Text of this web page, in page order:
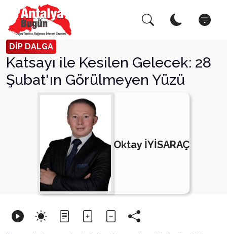
DİP DALGA
Katsayı ile Kesilen Gelecek: 28
Şubat'ın Görülmeyen Yüzü
Oktay İYİSARAÇ
Arama Yap! Kapat